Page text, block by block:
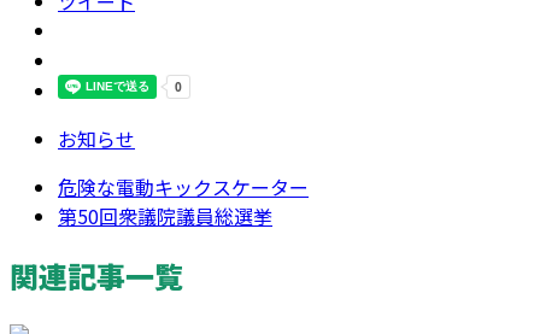
お知らせ
危険な電動キックスケーター
第50回衆議院議員総選挙
関連記事一覧